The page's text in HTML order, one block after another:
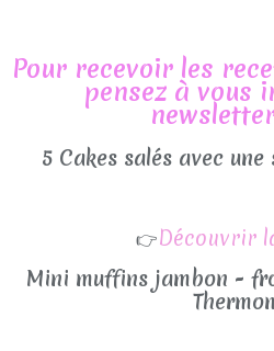
Pour recevoir les
pensez à vous
5 Cakes salés avec
👉Découvrir
Mini muffins jambon -